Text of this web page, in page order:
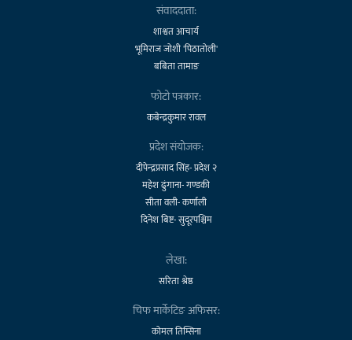
संवाददाता:
शाश्वत आचार्य
भूमिराज जोशी 'पिठातोली'
बबिता तामाङ
फोटो पत्रकार:
कबेन्द्रकुमार रावल
प्रदेश संयोजक:
दीपेन्द्रप्रसाद सिंह- प्रदेश २
महेश ढुंगाना- गण्डकी
सीता वली- कर्णाली
दिनेश बिष्ट- सुदूरपश्चिम
लेखा:
सरिता श्रेष्ठ
चिफ मार्केटिङ अफिसर:
कोमल तिम्सिना